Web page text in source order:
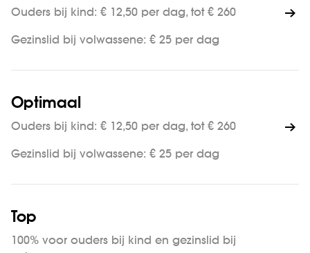
Ouders bij kind: € 12,50 per dag, tot € 260
Gezinslid bij volwassene: € 25 per dag
Optimaal
Ouders bij kind: € 12,50 per dag, tot € 260
Gezinslid bij volwassene: € 25 per dag
Top
100% voor ouders bij kind en gezinslid bij